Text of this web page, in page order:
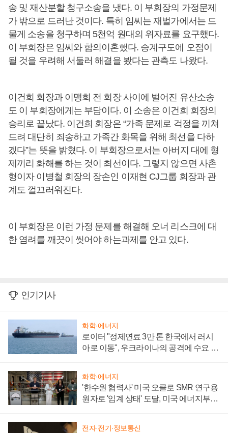
송 및 재산분할 청구소송을 냈다. 이 부회장의 가정문제
가 밖으로 드러난 것이다. 특히 임씨는 재벌가에서는 드
물게 소송을 청구하며 5천억 원대의 위자료를 요구했다.
이 부회장은 임씨와 합의이혼했다. 승계구도에 오점이
될 것을 우려해 서둘러 해결을 봤다는 관측도 나왔다.
이건희 회장과 이맹희 전 회장 사이에 벌어진 유산소송
도 이 부회장에게는 부담이다. 이 소송은 이건희 회장의
승리로 끝났다. 이건희 회장은 “가족 문제로 걱정을 끼쳐
드려 대단히 죄송하고 가족간 화목을 위해 최선을 다하
겠다”는 뜻을 밝혔다. 이 부회장으로서는 아버지 대에 형
제끼리 화해를 하는 것이 최선이다. 그렇지 않으면 사촌
형이자 이병철 회장의 장손인 이재현 CJ그룹 회장과 관
계도 껄끄러워진다.
이 부회장은 이런 가정 문제를 해결해 오너 리스크에 대
한 염려를 깨끗이 씻어야 하는과제를 안고 있다.
인기기사
화학·에너지
로이터 "정제연료 3만 톤 한국에서 러시
아로 이동", 우크라이나의 공격에 수요 늘
화학·에너지
'한수원 협력사' 미국 오클로 SMR 연구용
원자로 '임계 상태' 도달, 미국 에너지부
전자·전기·정보통신